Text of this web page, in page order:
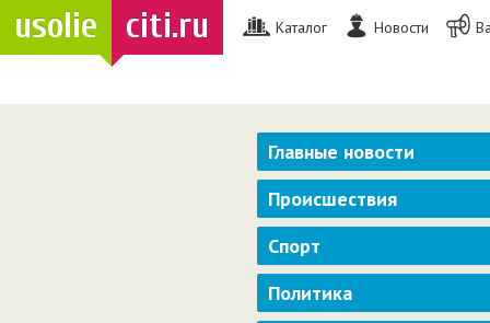
usolie citi.ru Каталог Новости
Главные новости
Происшествия
Спорт
Политика